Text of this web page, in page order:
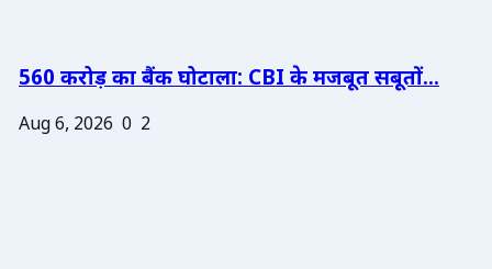
560 करोड़ का बैंक घोटाला: CBI के मजबूत सबूतों...
Aug 6, 2026 0 2